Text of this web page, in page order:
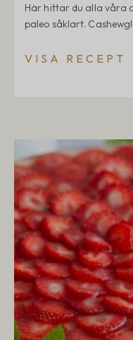
Här hittar du alla våra
paleo såklart.
VISA RECEPT